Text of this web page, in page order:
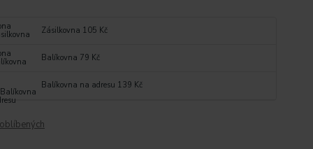
Zásilkovna 105 Kč
Balíkovna 79 Kč
Balíkovna na adresu 139 Kč